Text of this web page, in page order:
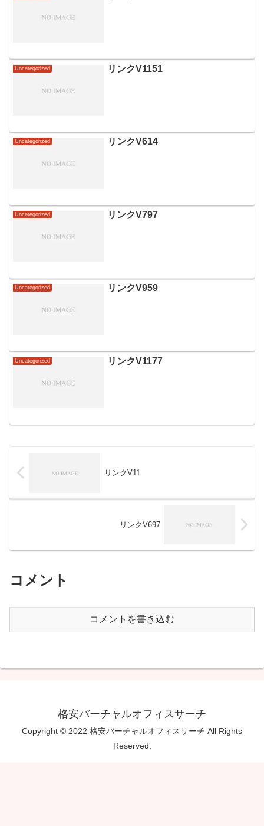
Uncategorized リンクV1151
Uncategorized リンクV614
Uncategorized リンクV797
Uncategorized リンクV959
Uncategorized リンクV1177
リンクV11
リンクV697
コメント
コメントを書き込む
格安バーチャルオフィスサーチ
Copyright © 2022 格安バーチャルオフィスサーチ All Rights
Reserved.